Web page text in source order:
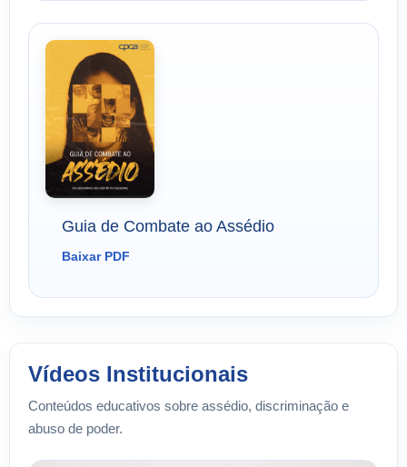
Guia de Combate ao Assédio
Baixar PDF
Vídeos Institucionais
Conteúdos educativos sobre assédio, discriminação e
abuso de poder.